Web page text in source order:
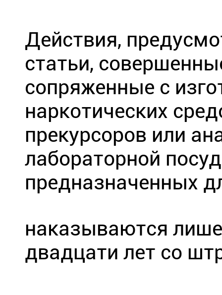
Действия,
статьи,
сопряженные с
наркотических
прекурсоров или
лабораторной
предназначенных
наказываются
двадцати лет со